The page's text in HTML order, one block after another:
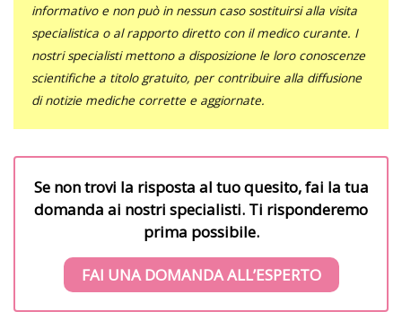
informativo e non può in nessun caso sostituirsi alla visita
specialistica o al rapporto diretto con il medico curante. I
nostri specialisti mettono a disposizione le loro conoscenze
scientifiche a titolo gratuito, per contribuire alla diffusione
di notizie mediche corrette e aggiornate.
Se non trovi la risposta al tuo quesito, fai la tua
domanda ai nostri specialisti. Ti risponderemo
prima possibile.
FAI UNA DOMANDA ALL’ESPERTO